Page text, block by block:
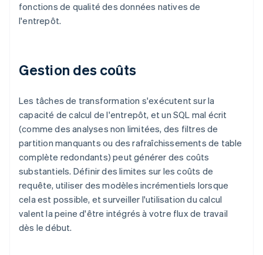
fonctions de qualité des données natives de
l'entrepôt.
Gestion des coûts
Les tâches de transformation s'exécutent sur la
capacité de calcul de l'entrepôt, et un SQL mal écrit
(comme des analyses non limitées, des filtres de
partition manquants ou des rafraîchissements de table
complète redondants) peut générer des coûts
substantiels. Définir des limites sur les coûts de
requête, utiliser des modèles incrémentiels lorsque
cela est possible, et surveiller l'utilisation du calcul
valent la peine d'être intégrés à votre flux de travail
dès le début.